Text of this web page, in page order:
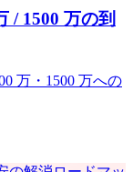
/ 1500 万の到
万・1500 万への